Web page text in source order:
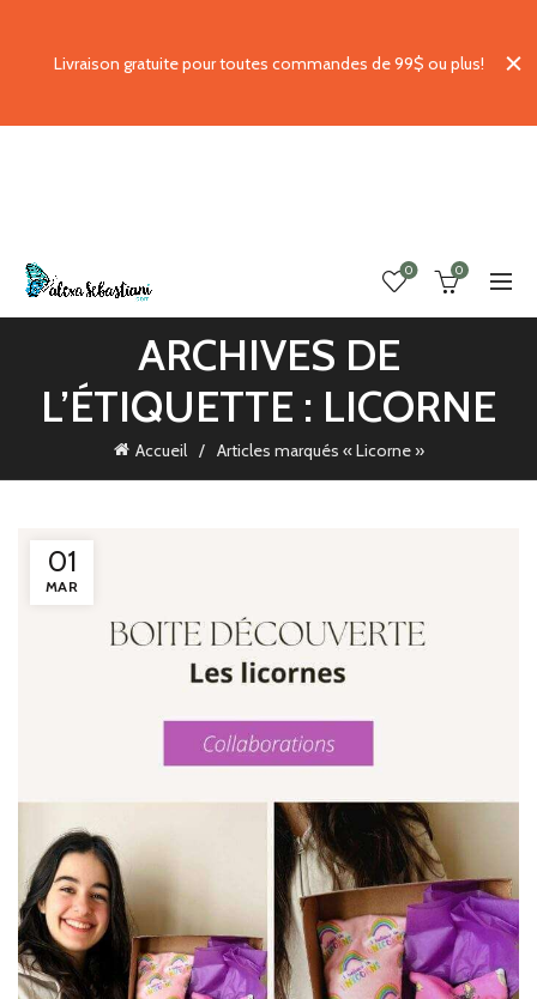
0 0
ARCHIVES DE
L’ÉTIQUETTE : LICORNE
Accueil Articles marqués « Licorne »
01
MAR
Livraison gratuite pour toutes commandes de 99$ ou plus!